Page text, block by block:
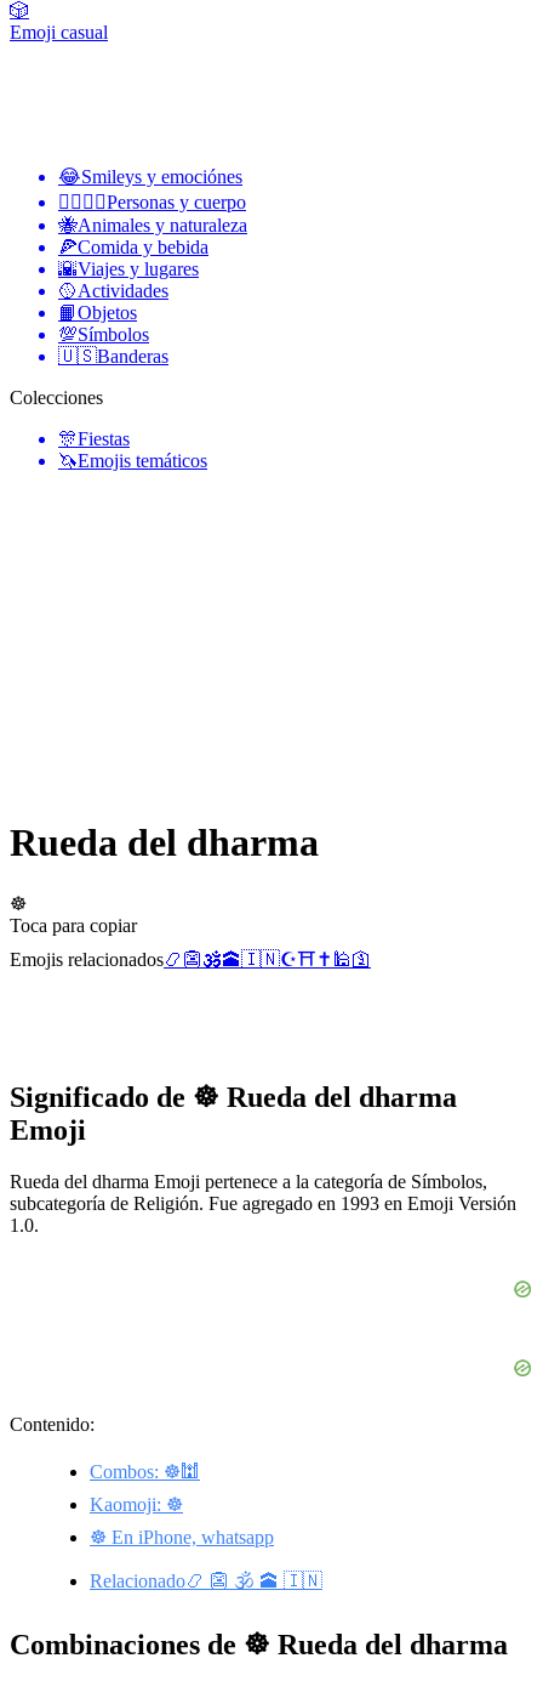
🎲
Emoji casual
😂Smileys y emociónes
👩‍❤️‍💋‍👨Personas y cuerpo
🐝Animales y naturaleza
🍕Comida y bebida
🌇Viajes y lugares
🥎Actividades
📙Objetos
💯Símbolos
🇺🇸Banderas
Colecciones
🎊Fiestas
🦄Emojis temáticos
Rueda del dharma
☸️
Toca para copiar
Emojis relacionados📿 👺🕉️🕋🇮🇳☪️⛩️✝️ 🕌🛐
Significado de ☸️ Rueda del dharma
Emoji
Rueda del dharma Emoji pertenece a la categoría de Símbolos,
subcategoría de Religión. Fue agregado en 1993 en Emoji Versión
1.0.
Contenido:
Combos: ☸️🕍
Kaomoji: ☸️
☸️ En iPhone, whatsapp
Relacionado📿 👺 🕉️ 🕋 🇮🇳
Combinaciones de ☸️ Rueda del dharma